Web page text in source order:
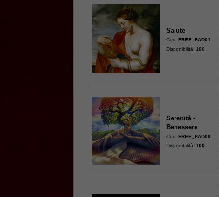
Salute
Cod.FREE_RAD01
Disponibilità:100
Serenità -
Benessere
Cod.FREE_RAD09
Disponibilità:100